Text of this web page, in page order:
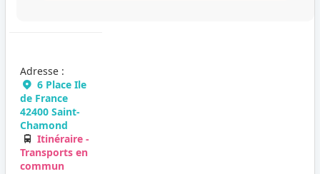
Adresse :
6 Place Ile
de France
42400 Saint-
Chamond
Itinéraire -
Transports en
commun